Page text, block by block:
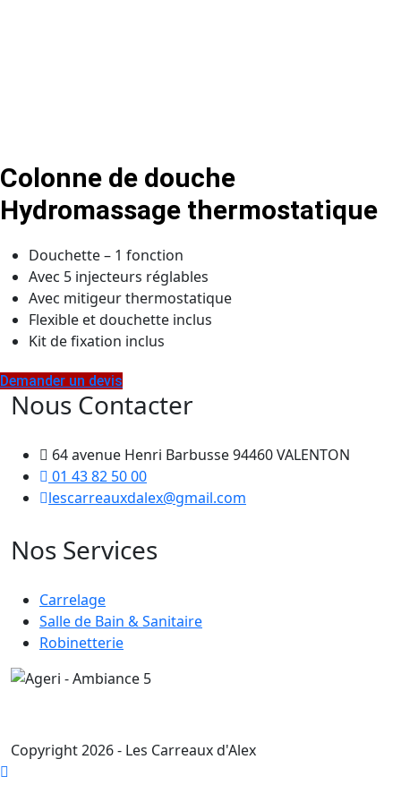
Colonne de douche
Hydromassage thermostatique
Douchette – 1 fonction
Avec 5 injecteurs réglables
Avec mitigeur thermostatique
Flexible et douchette inclus
Kit de fixation inclus
Demander un devis
Nous Contacter
64 avenue Henri Barbusse 94460 VALENTON
01 43 82 50 00
lescarreauxdalex@gmail.com
Nos Services
Carrelage
Salle de Bain & Sanitaire
Robinetterie
Copyright 2026 - Les Carreaux d'Alex